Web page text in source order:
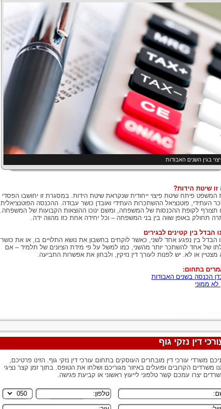
בגין השנים האבודות
שיטת הידות?
המשפט פיתח שיטת פיצוי ייחודית שנקראת שיטת הידות. במסגרת זו יחושבו הפסדי
העתידי, פוטנציאל ההשתכרות העתידי ואובדן כושר עבודה. ההכנסה הפוטנציאלית
תצורף לקופת ההכנסות של המשפחה, ומשם ינוכו ההוצאות הקבועות של המשפחה.
תחולק באופן שווה בין בני המשפחה – וכל יחידה אחת כזו מהווה ידה.
הבדל בין קטינים לבגירים
הבדל בין נפגע אחד לשני, כאשר לוקחים בחשבון את נושא התלויים בו, או את כושר
של אחד להשתכר יותר מהשני, כמו למשל על פי מידת הציונים של תלמיד – אם
מצטיין או לא. יש לפנות לעורך דין נזיקין, ולבחון את אפשרות התביעה.
בתחום:
הכנסה בשנים האבודות
לא ממוני
דין נזקי גוף
משרדי עורכי דין מובחרים העוסקים בתחום עורכי דין נזקי גוף. הזינו פרטיכם,
משרדים הקרובים ופועלים באיזור מגוריכם ושלחו את הטופס. בתוך זמן קצר נציגי
יצרו עמכם קשר טלפוני לייעוץ ראשוני או קביעת פגישה.